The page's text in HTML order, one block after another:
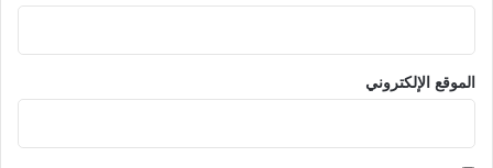
الموقع الإلكتروني